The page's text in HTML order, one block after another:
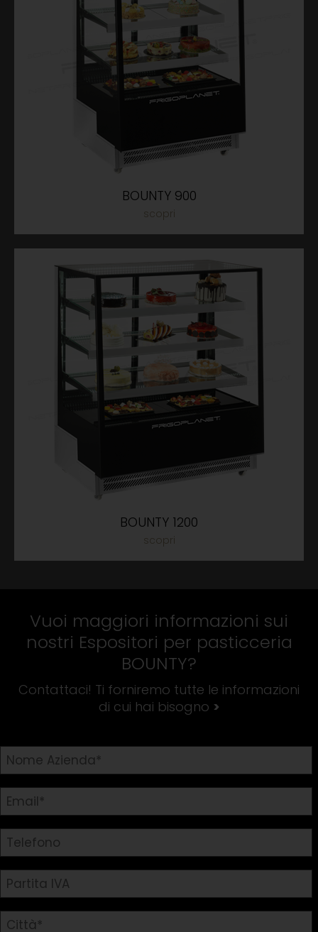
BOUNTY 900
BOUNTY 1200
Vuoi maggiori informazioni sui
nostri Espositori per pasticceria
BOUNTY?
Contattaci! Ti forniremo tutte le informazioni
di cui hai bisogno >